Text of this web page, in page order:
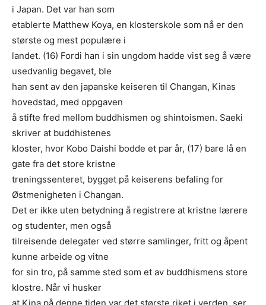
i Japan. Det var han som
etablerte Matthew Koya, en klosterskole som nå er den
største og mest populære i
landet. (16) Fordi han i sin ungdom hadde vist seg å være
usedvanlig begavet, ble
han sent av den japanske keiseren til Changan, Kinas
hovedstad, med oppgaven
å stifte fred mellom buddhismen og shintoismen. Saeki
skriver at buddhistenes
kloster, hvor Kobo Daishi bodde et par år, (17) bare lå en
gate fra det store kristne
treningssenteret, bygget på keiserens befaling for
Østmenigheten i Changan.
Det er ikke uten betydning å registrere at kristne lærere
og studenter, men også
tilreisende delegater ved større samlinger, fritt og åpent
kunne arbeide og vitne
for sin tro, på samme sted som et av buddhismens store
klostre. Når vi husker